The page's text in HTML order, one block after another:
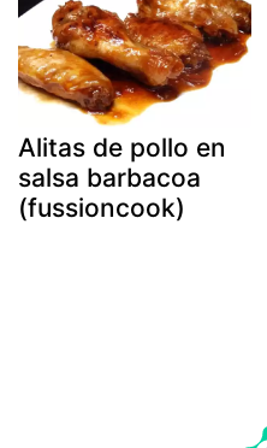
Alitas de pollo en
salsa barbacoa
(fussioncook)